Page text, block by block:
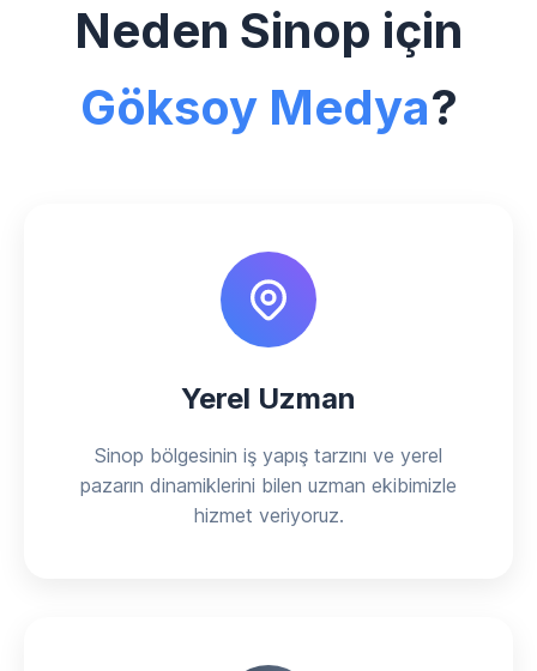
Neden Sinop için
Göksoy Medya?
Yerel Uzman
Sinop bölgesinin iş yapış tarzını ve yerel
pazarın dinamiklerini bilen uzman ekibimizle
hizmet veriyoruz.